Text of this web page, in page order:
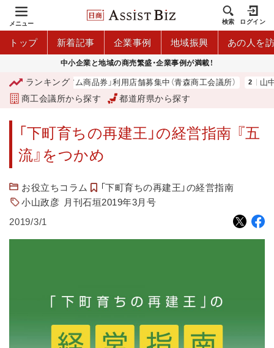
メニュー 検索 ログイン
トップ 新着記事 企業事例 地域振興 あの人を
中小企業と地域の商売繁盛・企業事例が満載！
ランキング
青森市プレミアム商品券」利用店舗募集中（青森商工会議所） 山中伸
商工会議所から探す 都道府県から探す
「下町育ちの再建王」の経営指南 『五
流』をつかめ
お役立ちコラム
「下町育ちの再建王」の経営指南
小山政彦 月刊石垣2019年3月号
2019/3/1